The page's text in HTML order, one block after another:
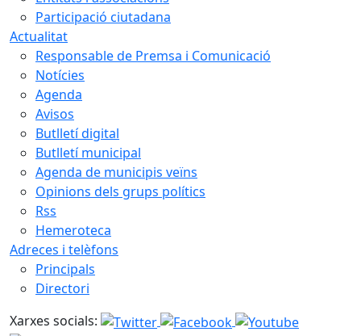
Participació ciutadana
Actualitat
Responsable de Premsa i Comunicació
Notícies
Agenda
Avisos
Butlletí digital
Butlletí municipal
Agenda de municipis veïns
Opinions dels grups polítics
Rss
Hemeroteca
Adreces i telèfons
Principals
Directori
Xarxes socials: